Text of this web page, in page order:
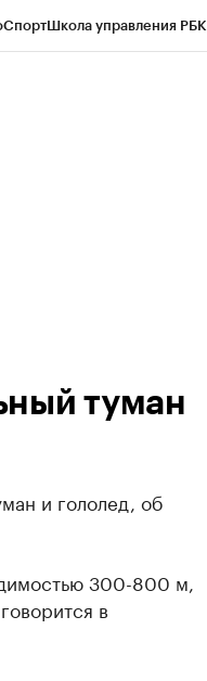
СпортШкола управления РБК
туман
и гололед, об
300-800 м,
в